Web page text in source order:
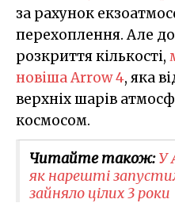
за рахунок
перехоплення. Але до
розкриття кількості,
новіша Arrow 4, яка
верхніх шарів
космосом.
Читайте також:У
як нарешті
зайняло цілих 3 роки